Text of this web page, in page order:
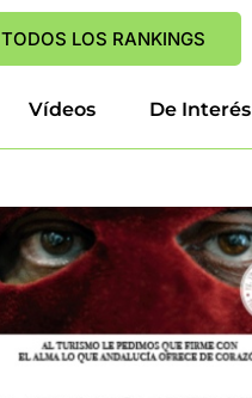
TODOS LOS RANKINGS
Vídeos De Interés